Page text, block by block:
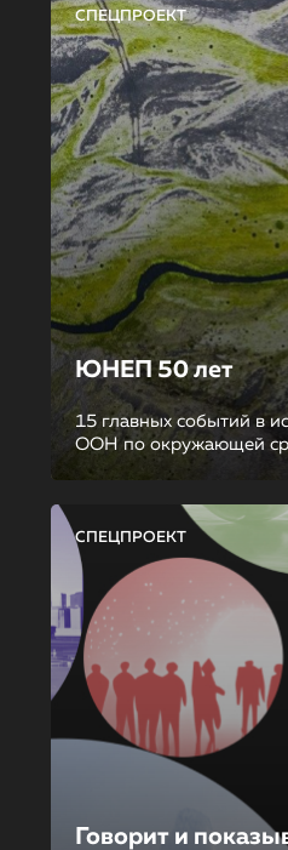
СПЕЦПРОЕКТ
ЮНЕП 50 лет
15 главных событий в
ООН по окружающей
СПЕЦПРОЕКТ
Говорит и